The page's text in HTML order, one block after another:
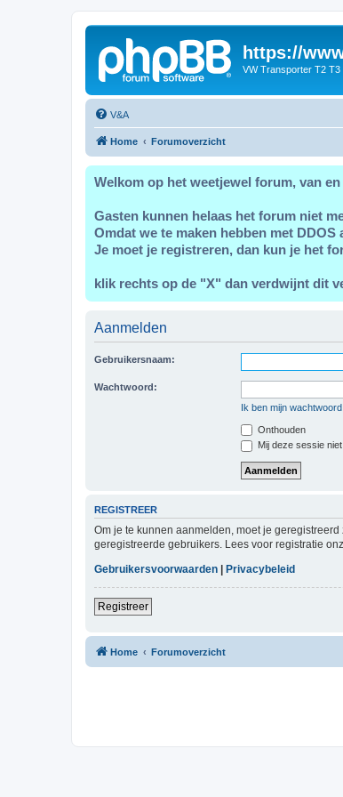
https://
VW Transporter T2
V&A
Home Forumoverzicht
Welkom op het weetjewel forum, van
Gasten kunnen helaas het forum niet
Omdat we te maken hebben met DDOS
Je moet je registreren, dan kun je het
klik rechts op de "X" dan verdwijnt dit
Aanmelden
Gebruikersnaam:
Wachtwoord:
Ik ben mijn
Onthouden
Mij deze sessie
REGISTREER
Om je te kunnen aanmelden, moet je
geregistreerde gebruikers. Lees voor registratie
Gebruikersvoorwaarden
Privacybeleid
Registreer
Home Forumoverzicht